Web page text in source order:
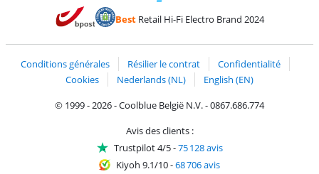
Payer avec Bancontact
Payer avec MasterCard et Visa via ClickToPay
BestRetail Hi-Fi Electro Brand 2024
Conditions générales Résilier le contrat
Confidentialité
Cookies
Nederlands (NL)
English (EN)
© 1999 - 2026 - Coolblue België N.V. - 0867.686.774
Avis des clients :
Trustpilot 4/5-75 128 avis
Kiyoh 9.1/10-68 706 avis